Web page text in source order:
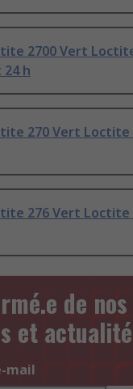
2700 Vert
h
270 Vert Loctite
276 Vert Loctite
de
et
mail